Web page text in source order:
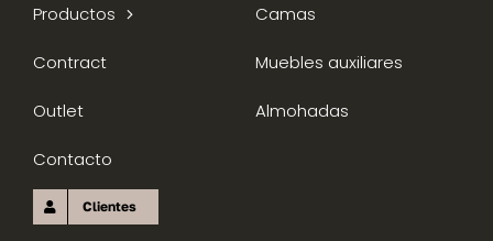
Productos
Contract
Outlet
Contacto
Clientes
Camas
Muebles auxiliares
Almohadas